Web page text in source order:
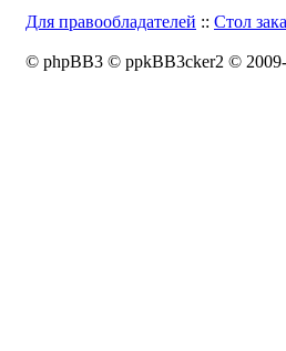
Для правообладателей :: Стол
© phpBB3 © ppkBB3cker2 ©